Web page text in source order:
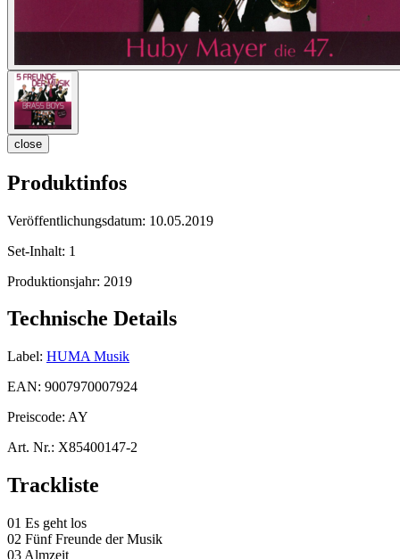
close
Produktinfos
Veröffentlichungsdatum: 10.05.2019
Set-Inhalt: 1
Produktionsjahr: 2019
Technische Details
Label: HUMA Musik
EAN: 9007970007924
Preiscode: AY
Art. Nr.: X85400147-2
Trackliste
01 Es geht los
02 Fünf Freunde der Musik
03 Almzeit